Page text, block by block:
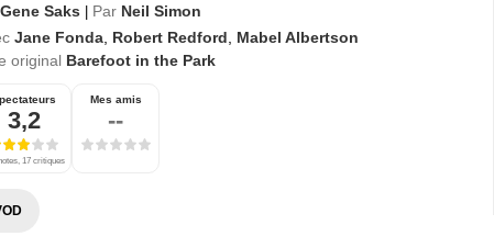
Gene Saks | Par Neil Simon
Jane Fonda Robert Redford
Mabel Albertson
original Barefoot in the Park
3,2
17 critiques
Mes amis
--